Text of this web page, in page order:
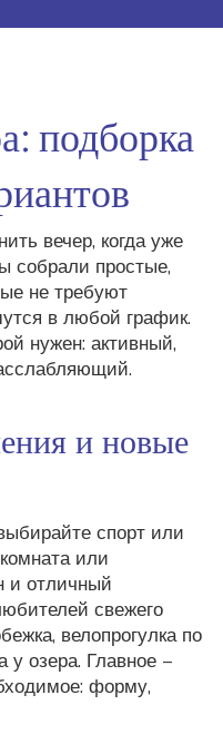
подборка
вечер, когда уже
собрали простые,
не требуют
в любой график.
нужен: активный,
и новые
спорт или
или
и отличный
свежего
велопрогулка по
озера. Главное –
форму,